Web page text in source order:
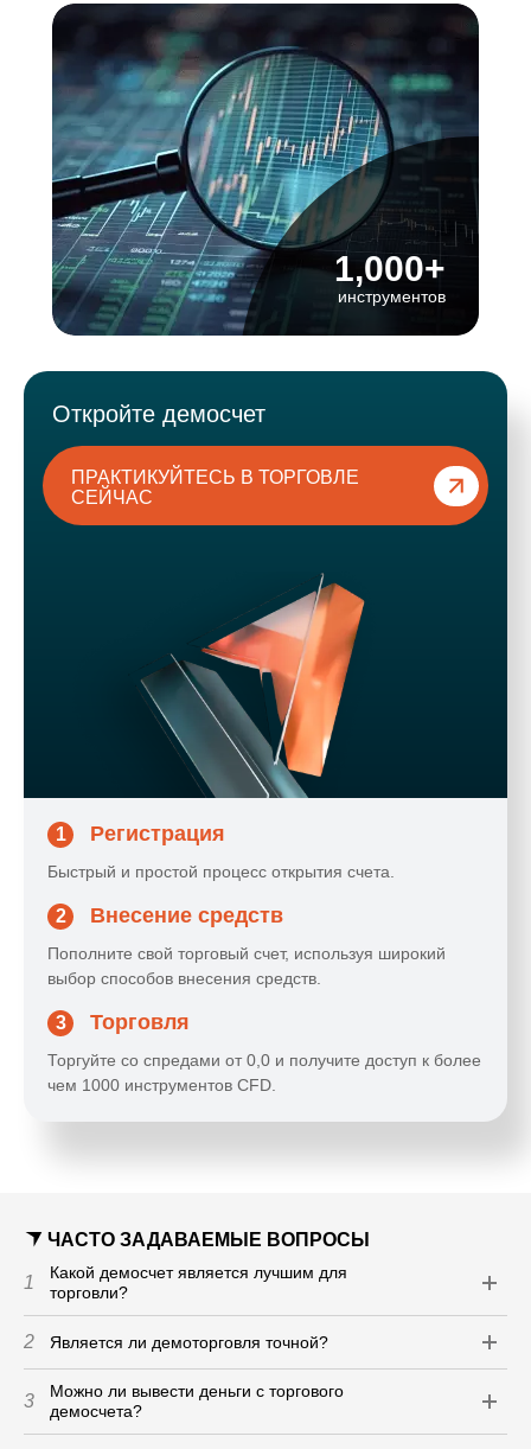
1,000+
инструментов
Откройте демосчет
ПРАКТИКУЙТЕСЬ В ТОРГОВЛЕ
СЕЙЧАС
1 Регистрация
Быстрый и простой процесс открытия счета.
2 Внесение средств
Пополните свой торговый счет, используя широкий
выбор способов внесения средств.
3 Торговля
Торгуйте со спредами от 0,0 и получите доступ к более
чем 1000 инструментов CFD.
ЧАСТО ЗАДАВАЕМЫЕ ВОПРОСЫ
1
Какой демосчет является лучшим для
торговли?
2 Является ли демоторговля точной?
3
Можно ли вывести деньги с торгового
демосчета?